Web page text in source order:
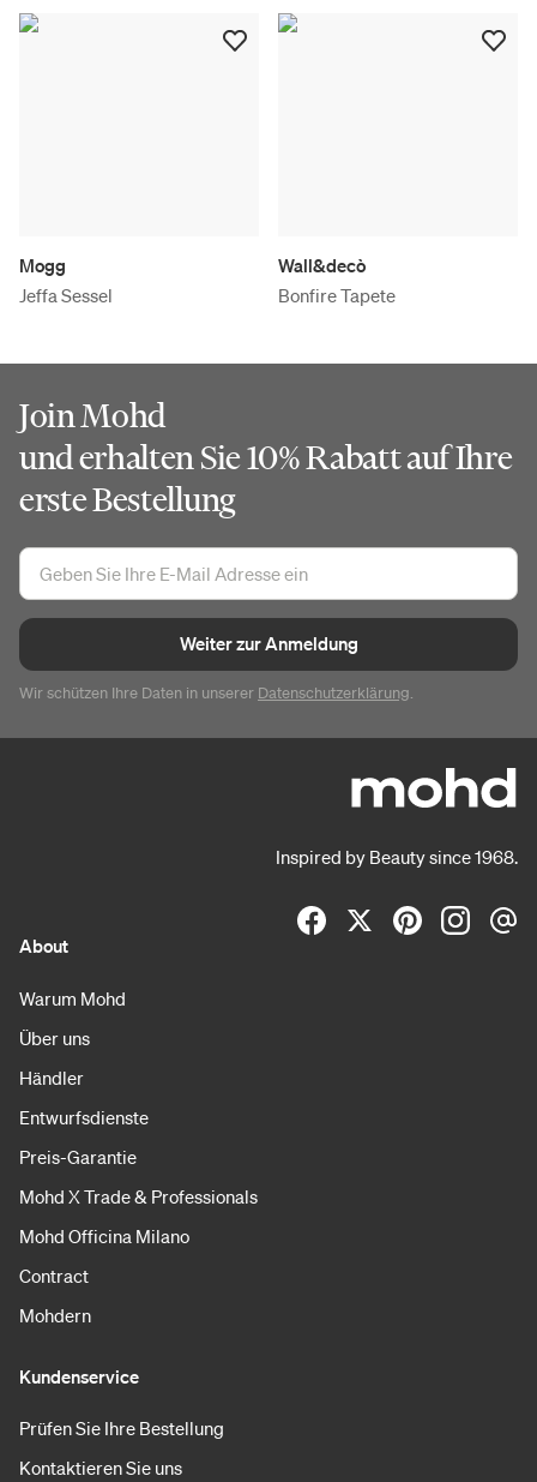
Mogg
Jeffa Sessel
Wall&decò
Bonfire Tapete
Join Mohd
und erhalten Sie 10% Rabatt auf Ihre
erste Bestellung
Weiter zur Anmeldung
Wir schützen Ihre Daten in unserer Datenschutzerklärung.
Inspired by Beauty since 1968.
About
Warum Mohd
Über uns
Händler
Entwurfsdienste
Preis-Garantie
Mohd X Trade & Professionals
Mohd Officina Milano
Contract
Mohdern
Kundenservice
Prüfen Sie Ihre Bestellung
Kontaktieren Sie uns